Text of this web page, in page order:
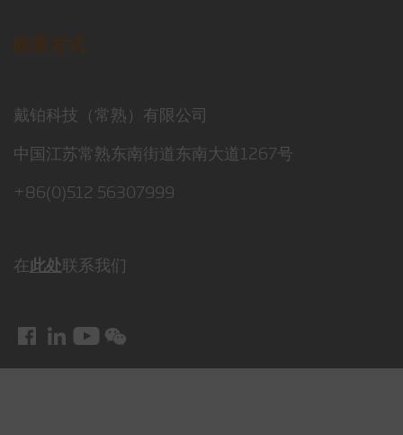
联系方式
戴铂科技（常熟）有限公司
中国江苏常熟东南街道东南大道1267号
+86(0)512 56307999
在此处联系我们